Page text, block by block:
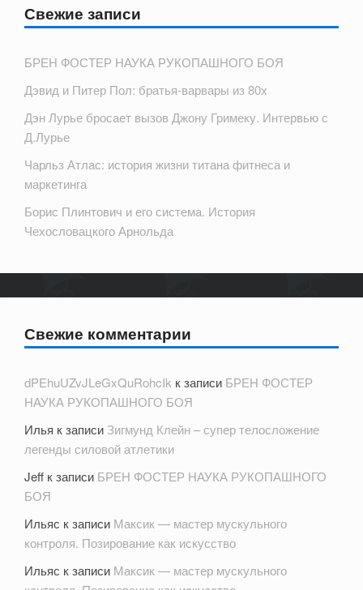
Свежие записи
БРЕН ФОСТЕР НАУКА РУКОПАШНОГО БОЯ
Дэвид и Питер Пол: братья-варвары из 80х
Дэн Лурье бросает вызов Джону Гримеку. Интервью с
Д.Лурье
Чарльз Атлас: история жизни титана фитнеса и
маркетинга
Борис Плинтович и его система. История
Чехословацкого Арнольда
Свежие комментарии
dPEhuUZvJLeGxQuRohcIk к записи БРЕН ФОСТЕР
НАУКА РУКОПАШНОГО БОЯ
Илья к записи Зигмунд Клейн – супер телосложение
легенды силовой атлетики
Jeff к записи БРЕН ФОСТЕР НАУКА РУКОПАШНОГО
БОЯ
Ильяс к записи Максик — мастер мускульного
контроля. Позирование как искусство
Ильяс к записи Максик — мастер мускульного